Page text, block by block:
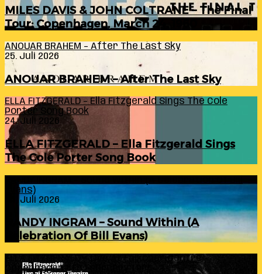
MILES DAVIS & JOHN COLTRANE – The Final
Tour: Copenhagen, March 24, 1960
ANOUAR BRAHEM – After The Last Sky
25. Juli 2026
ANOUAR BRAHEM – After The Last Sky
ELLA FITZGERALD – Ella Fitzgerald Sings The Cole
Porter Song Book
24. Juli 2026
ELLA FITZGERALD – Ella Fitzgerald Sings
The Cole Porter Song Book
Evans)
24. Juli 2026
RANDY INGRAM – Sound Within (A
Celebration Of Bill Evans)
ELLA FITZGERALD – Live At Falkoner Centre
Copenhagen 6th February 1966